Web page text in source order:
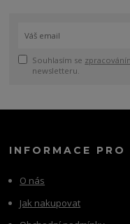
Souhlasím se
newsletteru.
INFORMACE
O nás
Jak nakupovat